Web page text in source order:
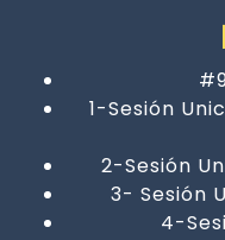
1-Sesión
2-Sesión
3- Sesión
4-